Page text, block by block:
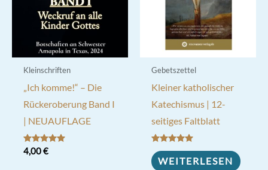
Kleinschriften
„Ich komme!“ – Die
Rückeroberung Band I
| NEUAUFLAGE
Bewertet mit
5.00
4,00€
Gebetszettel
Kleiner katholischer
Katechismus | 12-
seitiges Faltblatt
Bewertet mit
5.00
von 5
WEITERLESEN